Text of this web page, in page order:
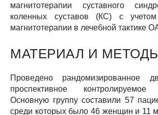
магнитотерапии суставного
коленных суставов (КС) с
магнитотерапии в лечебной тактике
МАТЕРИАЛ И
Проведено рандомизированное
проспективное контролируемое
Основную группу составили 57
среди которых было 46 женщин и 11